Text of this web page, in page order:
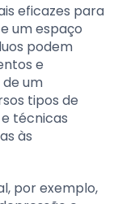
eficazes para
um espaço
podem
e
um
tipos de
técnicas
às
por exemplo,